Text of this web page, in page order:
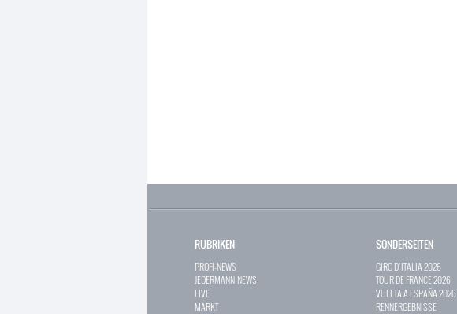
RUBRIKEN
PROFI-NEWS
JEDERMANN-NEWS
LIVE
MARKT
SONDERSEITEN
GIRO D`ITALIA 2026
TOUR DE FRANCE 2026
VUELTA A ESPAÑA 2026
RENNERGEBNISSE